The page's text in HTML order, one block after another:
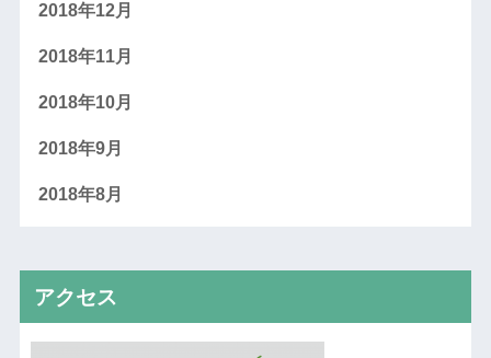
2018年12月
2018年11月
2018年10月
2018年9月
2018年8月
アクセス